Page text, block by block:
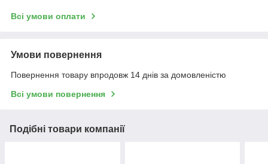
Всі умови оплати
Умови повернення
Повернення товару впродовж 14 днів за домовленістю
Всі умови повернення
Подібні товари компанії